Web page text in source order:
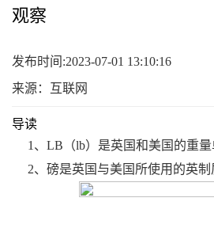
观察
发布时间:2023-07-01 13:10:16
来源：互联网
导读
1、LB（lb）是英国和美国的重量
2、磅是英国与美国所使用的英制